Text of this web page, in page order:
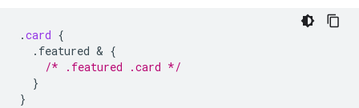
.card {
.featured & {
/* .featured .card */
}
}